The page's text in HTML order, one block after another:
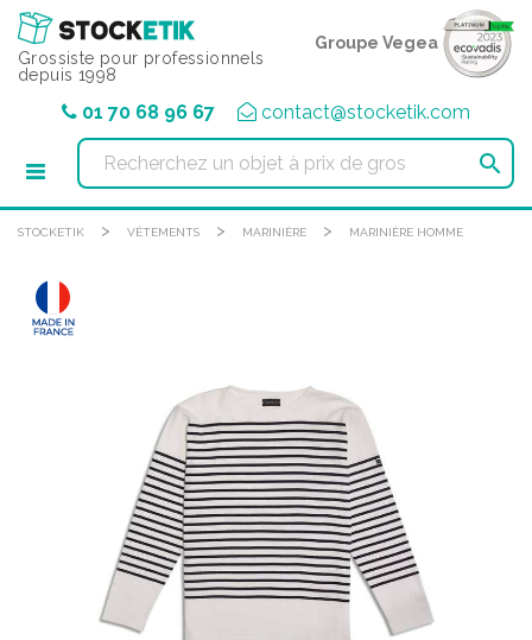
Grossiste pour professionnels
depuis 1998
Groupe Vegea
01 70 68 96 67 contact@stocketik.com

STOCKETIK > VÊTEMENTS > MARINIÈRE > MARINIÈRE HOMME
Panneau de gestion des cookies